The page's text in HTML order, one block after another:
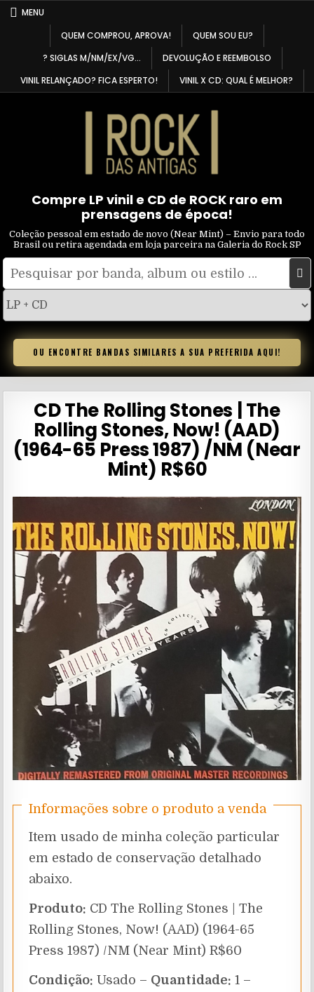
SkipMENU
QUEM COMPROU, APROVA!
QUEM SOU EU?
? SIGLAS M/NM/EX/VG…
DEVOLUÇÃO E REEMBOLSO
VINIL RELANÇADO? FICA ESPERTO!
VINIL X CD: QUAL É MELHOR?
Compre LP vinil e CD de ROCK raro em
prensagens de época!
Coleção pessoal em estado de novo (Near Mint) – Envio para todo
Brasil ou retira agendada em loja parceira na Galeria do Rock SP
Pesquisar
tipo
OU ENCONTRE BANDAS SIMILARES A SUA PREFERIDA AQUI!
CD The Rolling Stones | The
Rolling Stones, Now! (AAD)
(1964-65 Press 1987) /NM (Near
Mint) R$60
Informações sobre o produto a venda
Item usado de minha coleção particular
em estado de conservação detalhado
abaixo.
Produto: CD The Rolling Stones | The
Rolling Stones, Now! (AAD) (1964-65
Press 1987) /NM (Near Mint) R$60
Condição: Usado – Quantidade: 1 –